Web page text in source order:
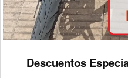
Descuentos